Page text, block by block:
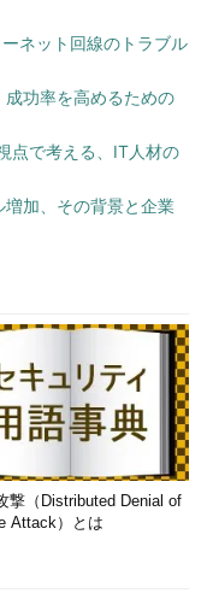
ネット回線のトラブル
功率を高めるための
点で考える、IT人材の
加、その背景と企業
撃（Distributed Denial of
Attack）とは